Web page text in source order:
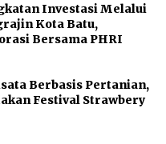
Investasi Melalui
Kota Batu,
Bersama PHRI
Berbasis Pertanian,
Festival Strawbery